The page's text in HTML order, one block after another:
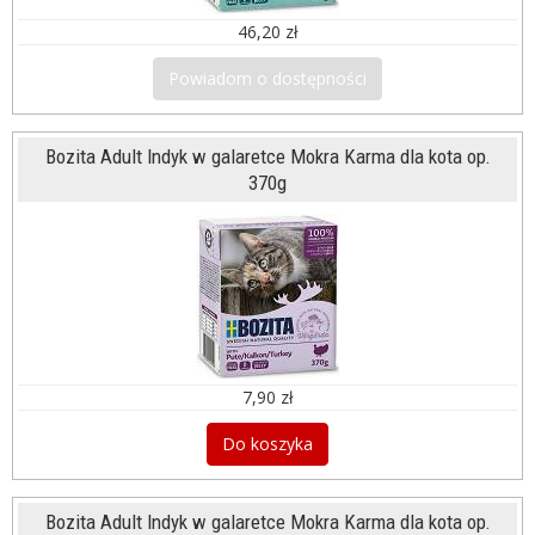
46,20 zł
Powiadom o dostępności
Bozita Adult Indyk w galaretce Mokra Karma dla kota op.
370g
7,90 zł
Do koszyka
Bozita Adult Indyk w galaretce Mokra Karma dla kota op.